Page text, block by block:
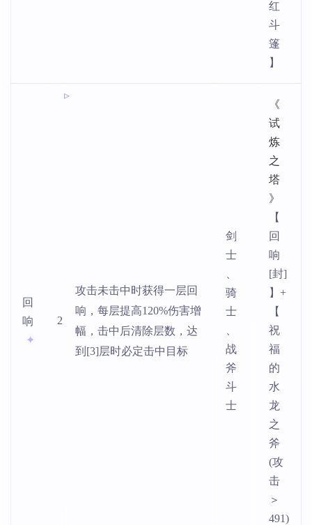
红
斗
篷
】
回
响
2
攻击未击中时获得一层回
响，每层提高120%伤害增
幅，击中后清除层数，达
到[3]层时必定击中目标
剑
士
骑
士
战
斧
斗
士
《
试
炼
之
塔
》
【
回
响
[封]
】+
【
祝
福
的
水
龙
之
斧
(攻
击
＞
491)